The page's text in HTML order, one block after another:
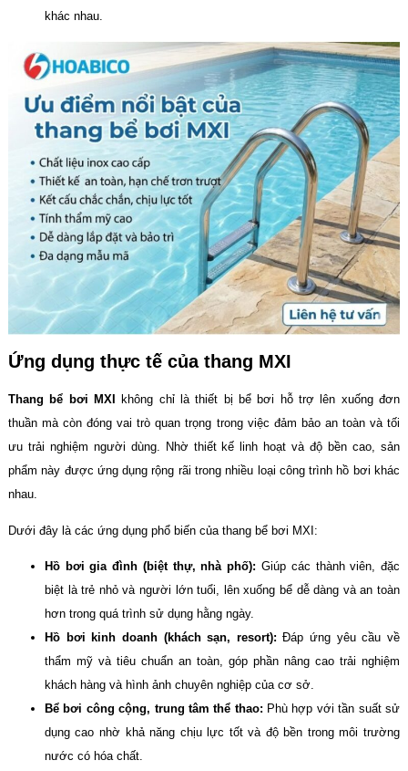
khác nhau.
Ứng dụng thực tế của thang MXI
Thang bể bơi MXI
không chỉ là thiết bị bể bơi hỗ trợ lên xuống đơn
thuần mà còn đóng vai trò quan trọng trong việc đảm bảo an toàn và tối
ưu trải nghiệm người dùng. Nhờ thiết kế linh hoạt và độ bền cao, sản
phẩm này được ứng dụng rộng rãi trong nhiều loại công trình hồ bơi khác
nhau.
Dưới đây là các ứng dụng phổ biến của thang bể bơi MXI:
Hồ bơi gia đình (biệt thự, nhà phố): Giúp các thành viên, đặc
biệt là trẻ nhỏ và người lớn tuổi, lên xuống bể dễ dàng và an toàn
hơn trong quá trình sử dụng hằng ngày.
Hồ bơi kinh doanh (khách sạn, resort): Đáp ứng yêu cầu về
thẩm mỹ và tiêu chuẩn an toàn, góp phần nâng cao trải nghiệm
khách hàng và hình ảnh chuyên nghiệp của cơ sở.
Bể bơi công cộng, trung tâm thể thao: Phù hợp với tần suất sử
dụng cao nhờ khả năng chịu lực tốt và độ bền trong môi trường
nước có hóa chất.